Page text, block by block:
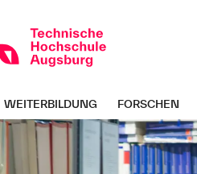
WEITERBILDUNG FORSCHEN